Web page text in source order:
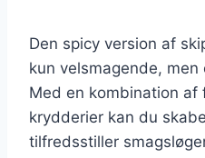
Den spicy version af
kun velsmagende,
Med en kombination af
krydderier kan du
tilfredsstiller